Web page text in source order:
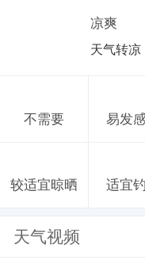
凉爽
天气转
不需要 易发
较适宜晾晒 适宜
天气视频